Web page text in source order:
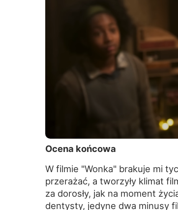
Ocena końcowa
W filmie "Wonka" brakuje mi
przerażać, a tworzyły klimat
za dorosły, jak na moment
dentysty, jedyne dwa minusy